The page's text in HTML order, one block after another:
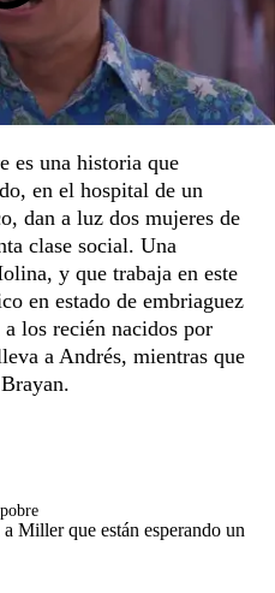
es una historia que
en el hospital de un
dan a luz dos mujeres de
clase social. Una
y que trabaja en este
en estado de embriaguez
los recién nacidos por
a Andrés, mientras que
Miller que están esperando un